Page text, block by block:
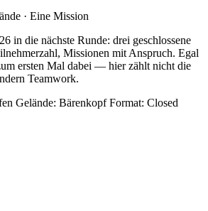
· Eine Mission
in die nächste Runde: drei geschlossene
Missionen mit Anspruch. Egal
ersten Mal dabei — hier zählt nicht die
Teamwork.
Gelände: Bärenkopf Format: Closed